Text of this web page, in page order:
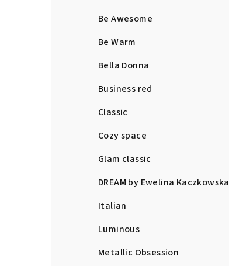
Be Awesome
Be Warm
Bella Donna
Business red
Classic
Cozy space
Glam classic
DREAM by Ewelina Kaczkowska
Italian
Luminous
Metallic Obsession